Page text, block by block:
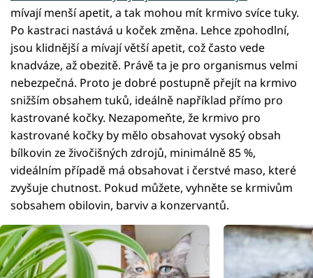
mívají menší apetit, a tak mohou mít krmivo svíce tuky.
Po kastraci nastává u koček změna. Lehce zpohodlní,
jsou klidnější a mívají větší apetit, což často vede
knadváze, až obezitě. Právě ta je pro organismus velmi
nebezpečná. Proto je dobré postupně přejít na krmivo
snižším obsahem tuků, ideálně například přímo pro
kastrované kočky. Nezapomeňte, že krmivo pro
kastrované kočky by mělo obsahovat vysoký obsah
bílkovin ze živočišných zdrojů, minimálně 85 %,
videálním případě má obsahovat i čerstvé maso, které
zvyšuje chutnost. Pokud můžete, vyhněte se krmivům
sobsahem obilovin, barviv a konzervantů.